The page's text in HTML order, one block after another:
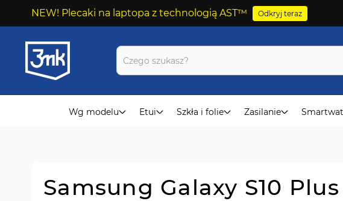
NEW! Plecaki na laptopa z technologią AST™ Odkryj teraz
Przejdź
do
treści
Wg modelu Etui Szkła i folie Zasilanie
Samsung Galaxy S10